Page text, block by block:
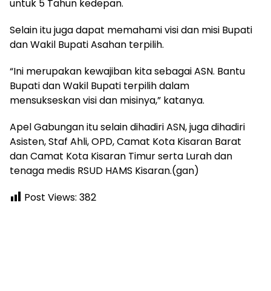
untuk 5 Tahun kedepan.
Selain itu juga dapat memahami visi dan misi Bupati
dan Wakil Bupati Asahan terpilih.
“Ini merupakan kewajiban kita sebagai ASN. Bantu
Bupati dan Wakil Bupati terpilih dalam
mensukseskan visi dan misinya,” katanya.
Apel Gabungan itu selain dihadiri ASN, juga dihadiri
Asisten, Staf Ahli, OPD, Camat Kota Kisaran Barat
dan Camat Kota Kisaran Timur serta Lurah dan
tenaga medis RSUD HAMS Kisaran.(gan)
Post Views: 382